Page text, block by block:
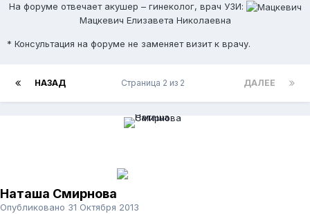
На форуме отвечает акушер – гинеколог, врач УЗИ:
Мацкевич Елизавета Николаевна
* Консультация на форуме не заменяет визит к врачу.
НАЗАД ДАЛЕЕ
Страница 2 из 2
Наташа Смирнова
Опубликовано 31 Октября 2013